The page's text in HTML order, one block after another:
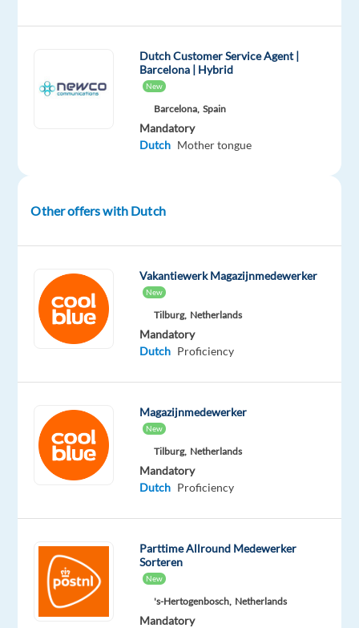
en
maakt
jou!
je
bij
ons
team
van
een
bedrijf
om
geweldige
service-
ervaringen
Dutch Customer Service Agent |
Barcelona | Hybrid
New
Barcelona, Spain
Mandatory
Dutch Mother tongue
Other offers with Dutch
Vakantiewerk Magazijnmedewerker
New
Tilburg, Netherlands
Mandatory
Dutch Proficiency
Magazijnmedewerker
New
Tilburg, Netherlands
Mandatory
Dutch Proficiency
Parttime Allround Medewerker
Sorteren
New
's-Hertogenbosch, Netherlands
Mandatory